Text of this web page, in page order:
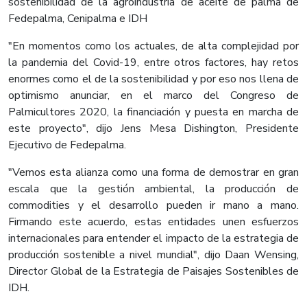
Fedepalma, Cenipalma e IDH
"En momentos como los actuales, de alta complejidad por
la pandemia del Covid-19, entre otros factores, hay retos
enormes como el de la sostenibilidad y por eso nos llena de
optimismo anunciar, en el marco del Congreso de
Palmicultores 2020, la financiación y puesta en marcha de
este proyecto", dijo Jens Mesa Dishington, Presidente
Ejecutivo de Fedepalma.
"Vemos esta alianza como una forma de demostrar en gran
escala que la gestión ambiental, la producción de
commodities y el desarrollo pueden ir mano a mano.
Firmando este acuerdo, estas entidades unen esfuerzos
internacionales para entender el impacto de la estrategia de
producción sostenible a nivel mundial", dijo Daan Wensing,
Director Global de la Estrategia de Paisajes Sostenibles de
IDH.